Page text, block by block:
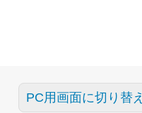
PC用画面に切り替え